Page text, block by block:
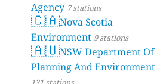
Agency 7 stations
🇨🇦Nova Scotia
Environment 9 stations
🇦🇺NSW Department Of
Planning And Environment